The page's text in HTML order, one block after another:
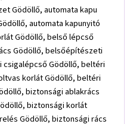
Gödöllő, automata kapu
automata kapunyitó
Gödöllő, belső lépcső
Gödöllő, belsőépítészeti
Gödöllő, beltéri
korlát Gödöllő, beltéri
biztonsági ablakrács
biztonsági korlát
Gödöllő, biztonsági rács